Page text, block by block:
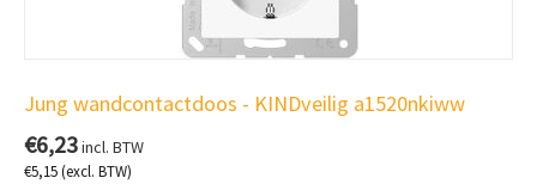
Jung wandcontactdoos - KINDveilig a1520nkiww
€6,23incl. BTW
€5,15(excl. BTW)